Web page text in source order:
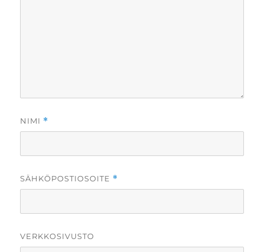
NIMI *
SÄHKÖPOSTIOSOITE *
VERKKOSIVUSTO